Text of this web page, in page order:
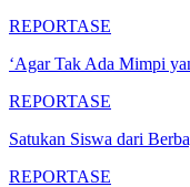
REPORTASE
‘Agar Tak Ada Mimpi
REPORTASE
Satukan Siswa dari
REPORTASE